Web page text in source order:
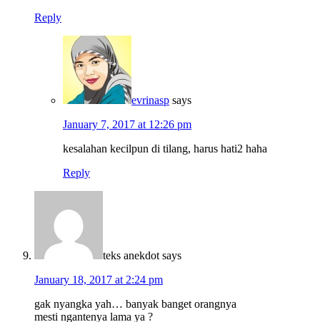
Reply
evrinasp says
January 7, 2017 at 12:26 pm
kesalahan kecilpun di tilang, harus hati2 haha
Reply
teks anekdot says
January 18, 2017 at 2:24 pm
gak nyangka yah… banyak banget orangnya
mesti ngantenya lama ya ?